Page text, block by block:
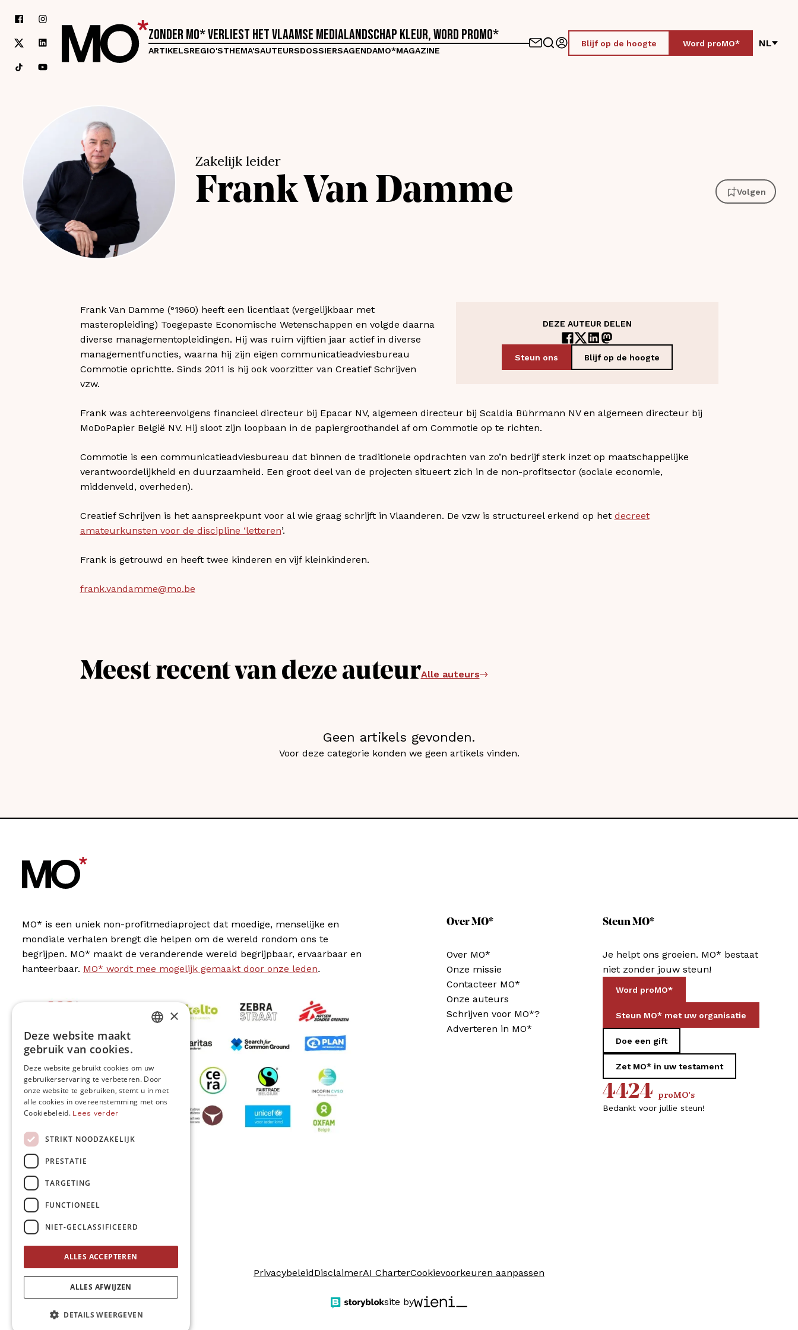
Zonder MO* verliest het Vlaamse medialandschap kleur, word proMO*
ARTIKELSREGIO'STHEMA'SAUTEURSDOSSIERSAGENDAMO*MAGAZINE
Blijf op de hoogte Word proMO* NL
Zakelijk leider
FrankVan Damme Volgen
DEZE AUTEUR DELEN
Steun ons Blijf op de hoogte
Frank Van Damme (°1960) heeft een licentiaat (vergelijkbaar met
masteropleiding) Toegepaste Economische Wetenschappen en volgde daarna
diverse managementopleidingen. Hij was ruim vijftien jaar actief in diverse
managementfuncties, waarna hij zijn eigen communicatieadviesbureau
Commotie oprichtte. Sinds 2011 is hij ook voorzitter van Creatief Schrijven
vzw.
Frank was achtereenvolgens financieel directeur bij Epacar NV, algemeen directeur bij Scaldia Bührmann NV en algemeen directeur bij
MoDoPapier België NV. Hij sloot zijn loopbaan in de papiergroothandel af om Commotie op te richten.
Commotie is een communicatieadviesbureau dat binnen de traditionele opdrachten van zo’n bedrijf sterk inzet op maatschappelijke
verantwoordelijkheid en duurzaamheid. Een groot deel van de projecten situeert zich in de non-profitsector (sociale economie,
middenveld, overheden).
Creatief Schrijven is het aanspreekpunt voor al wie graag schrijft in Vlaanderen. De vzw is structureel erkend op het decreet
amateurkunsten voor de discipline ‘letteren’.
Frank is getrouwd en heeft twee kinderen en vijf kleinkinderen.
frank.vandamme@mo.be
Meest recent van deze auteurAlle auteurs
Geen artikels gevonden.
Voor deze categorie konden we geen artikels vinden.
MO* is een uniek non-profitmediaproject dat moedige, menselijke en
mondiale verhalen brengt die helpen om de wereld rondom ons te
begrijpen. MO* maakt de veranderende wereld begrijpbaar, ervaarbaar en
hanteerbaar. MO* wordt mee mogelijk gemaakt door onze leden.
MO* wordt gesteund door
Volg ons
Over MO*
Over MO*
Onze missie
Contacteer MO*
Onze auteurs
Schrijven voor MO*?
Adverteren in MO*
Steun MO*
Je helpt ons groeien. MO* bestaat
niet zonder jouw steun!
Word proMO*
Steun MO* met uw organisatie
Doe een gift
Zet MO* in uw testament
4424 proMO's
Bedankt voor jullie steun!
PrivacybeleidDisclaimerAI CharterCookievoorkeuren aanpassen
site by
ENGLISH
×
Deze website maakt
gebruik van cookies.
Deze website gebruikt cookies om uw
gebruikerservaring te verbeteren. Door
onze website te gebruiken, stemt u in met
alle cookies in overeenstemming met ons
Cookiebeleid. Lees verder
STRIKT NOODZAKELIJK
PRESTATIE
TARGETING
FUNCTIONEEL
NIET-GECLASSIFICEERD
ALLES ACCEPTEREN
ALLES AFWIJZEN
DETAILS WEERGEVEN